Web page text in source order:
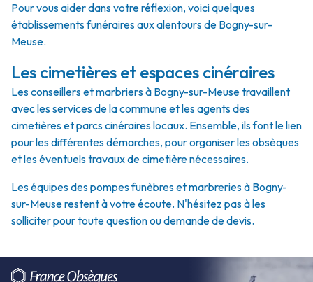
Pour vous aider dans votre réflexion, voici quelques
établissements funéraires aux alentours de Bogny-sur-
Meuse.
Les cimetières et espaces cinéraires
Les conseillers et marbriers à Bogny-sur-Meuse travaillent
avec les services de la commune et les agents des
cimetières et parcs cinéraires locaux. Ensemble, ils font le lien
pour les différentes démarches, pour organiser les obsèques
et les éventuels travaux de cimetière nécessaires.
Les équipes des pompes funèbres et marbreries à Bogny-
sur-Meuse restent à votre écoute. N'hésitez pas à les
solliciter pour toute question ou demande de devis.